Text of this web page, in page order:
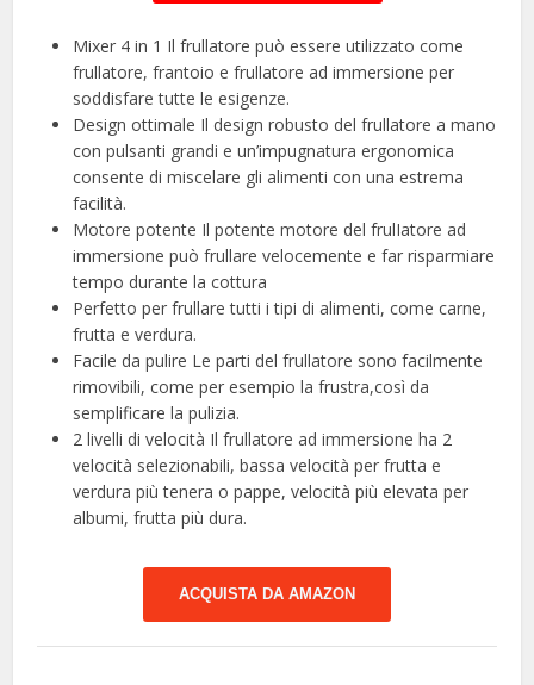
Mixer 4 in 1 Il frullatore può essere utilizzato come
frullatore, frantoio e frullatore ad immersione per
soddisfare tutte le esigenze.
Design ottimale Il design robusto del frullatore a mano
con pulsanti grandi e un’impugnatura ergonomica
consente di miscelare gli alimenti con una estrema
facilità.
Motore potente Il potente motore del frulIatore ad
immersione può frullare velocemente e far risparmiare
tempo durante la cottura
Perfetto per frullare tutti i tipi di alimenti, come carne,
frutta e verdura.
Facile da pulire Le parti del frullatore sono facilmente
rimovibili, come per esempio la frustra,così da
semplificare la pulizia.
2 livelli di velocità Il frullatore ad immersione ha 2
velocità selezionabili, bassa velocità per frutta e
verdura più tenera o pappe, velocità più elevata per
albumi, frutta più dura.
ACQUISTA DA AMAZON